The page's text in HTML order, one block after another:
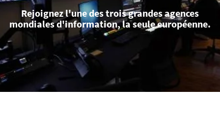
Rejoignez l'une des trois grandes agences
mondiales d'information, la seule européenne.